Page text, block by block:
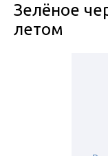
Зелёное
летом